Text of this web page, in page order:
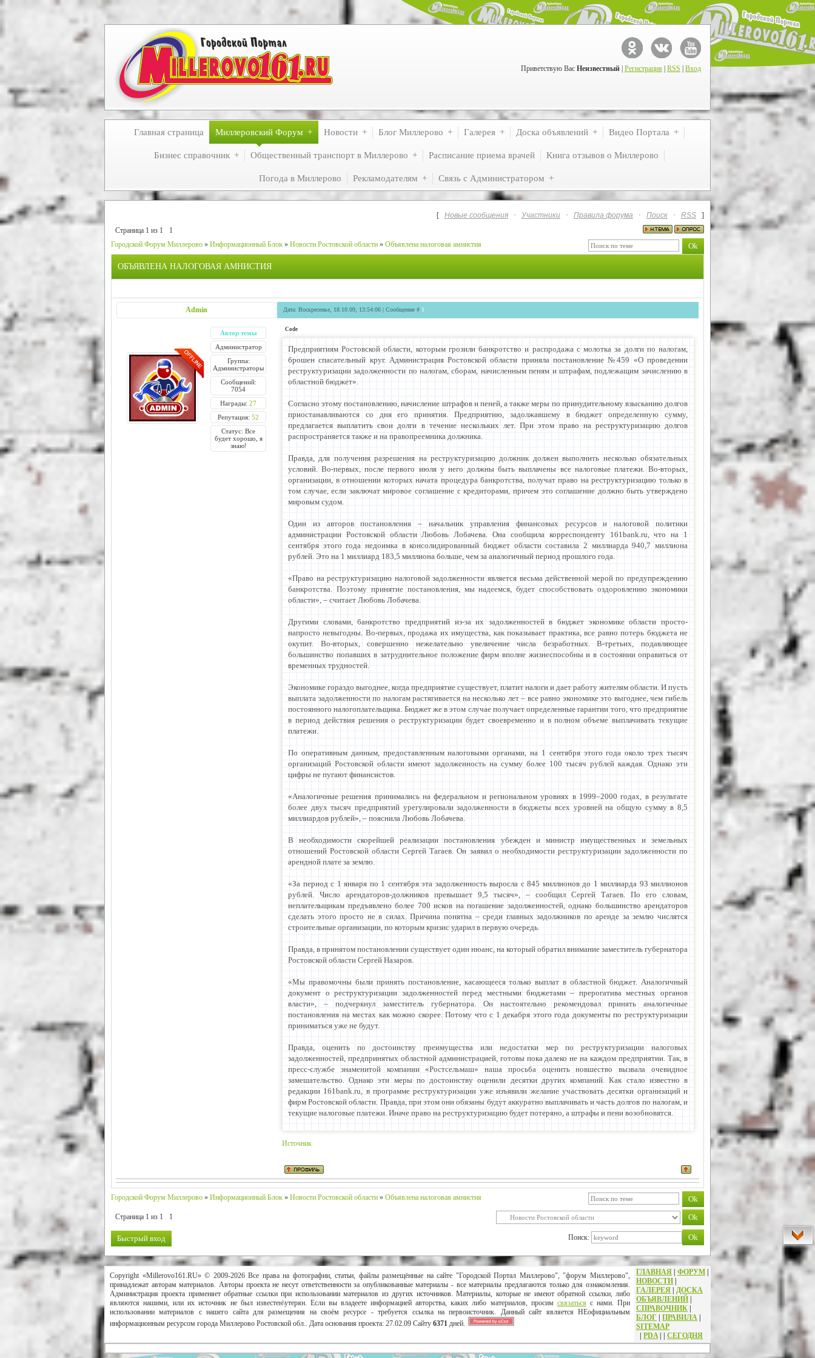
Приветствую Вас Неизвестный Регистрация RSS Вход
Главная страница Миллеровский Форум Новости Блог Миллерово Галерея Доска объявлений Видео Портала
Бизнес справочник Общественный транспорт в Миллерово Расписание приема врачей Книга отзывов о Миллерово
Погода в Миллерово Рекламодателям Связь с Администратором
[ Новые сообщения · Участники · Правила форума · Поиск · RSS
]
Страница 1 из 1
1
Городской Форум Миллерово » Информационный Блок » Новости Ростовской области » Объявлена налоговая амнистия
ОБЪЯВЛЕНА НАЛОГОВАЯ АМНИСТИЯ
Admin Дата: Воскресенье, 18.10.09, 13:54:06 | Сообщение # 1
Автор темы
Администратор
Группа:
Администраторы
Сообщений:
7054
Награды: 27
Репутация: 52
Статус: Все
будет хорошо, я
знаю!
Code
Предприятиям Ростовской области, которым грозили банкротство и распродажа с молотка за долги по налогам,
брошен спасательный круг. Администрация Ростовской области приняла постановление №459 «О проведении
реструктуризации задолженности по налогам, сборам, начисленным пеням и штрафам, подлежащим зачислению в
областной бюджет».
Согласно этому постановлению, начисление штрафов и пеней, а также меры по принудительному взысканию долгов
приостанавливаются со дня его принятия. Предприятию, задолжавшему в бюджет определенную сумму,
предлагается выплатить свои долги в течение нескольких лет. При этом право на реструктуризацию долгов
распространяется также и на правопреемника должника.
Правда, для получения разрешения на реструктуризацию должник должен выполнить несколько обязательных
условий. Во-первых, после первого июля у него должны быть выплачены все налоговые платежи. Во-вторых,
организации, в отношении которых начата процедура банкротства, получат право на реструктуризацию только в
том случае, если заключат мировое соглашение с кредиторами, причем это соглашение должно быть утверждено
мировым судом.
Один из авторов постановления – начальник управления финансовых ресурсов и налоговой политики
администрации Ростовской области Любовь Лобачева. Она сообщила корреспонденту 161bank.ru, что на 1
сентября этого года недоимка в консолидированный бюджет области составила 2 миллиарда 940,7 миллиона
рублей. Это на 1 миллиард 183,5 миллиона больше, чем за аналогичный период прошлого года.
«Право на реструктуризацию налоговой задолженности является весьма действенной мерой по предупреждению
банкротства. Поэтому принятие постановления, мы надеемся, будет способствовать оздоровлению экономики
области», – считает Любовь Лобачева.
Другими словами, банкротство предприятий из-за их задолженностей в бюджет экономике области просто-
напросто невыгодны. Во-первых, продажа их имущества, как показывает практика, все равно потерь бюджета не
окупит. Во-вторых, совершенно нежелательно увеличение числа безработных. В-третьих, подавляющее
большинство попавших в затруднительное положение фирм вполне жизнеспособны и в состоянии оправиться от
временных трудностей.
Экономике гораздо выгоднее, когда предприятие существует, платит налоги и дает работу жителям области. И пусть
выплата задолженности по налогам растягивается на несколько лет – все равно экономике это выгоднее, чем гибель
постоянного налогоплательщика. Бюджет же в этом случае получает определенные гарантии того, что предприятие
в период действия решения о реструктуризации будет своевременно и в полном объеме выплачивать текущие
платежи.
По оперативным данным, предоставленным налоговыми органами, на 1 сентября этого года около трех тысяч
организаций Ростовской области имеют задолженность на сумму более 100 тысяч рублей каждая. Однако эти
цифры не пугают финансистов.
«Аналогичные решения принимались на федеральном и региональном уровнях в 1999–2000 годах, в результате
более двух тысяч предприятий урегулировали задолженности в бюджеты всех уровней на общую сумму в 8,5
миллиардов рублей», – пояснила Любовь Лобачева.
В необходимости скорейшей реализации постановления убежден и министр имущественных и земельных
отношений Ростовской области Сергей Тагаев. Он заявил о необходимости реструктуризации задолженности по
арендной плате за землю.
«За период с 1 января по 1 сентября эта задолженность выросла с 845 миллионов до 1 миллиарда 93 миллионов
рублей. Число арендаторов-должников превышает 9,5 тысяч», – сообщил Сергей Тагаев. По его словам,
неплательщикам предъявлено более 700 исков на погашение задолженностей, однако большинство арендаторов
сделать этого просто не в силах. Причина понятна – среди главных задолжников по аренде за землю числятся
строительные организации, по которым кризис ударил в первую очередь.
Правда, в принятом постановлении существует один нюанс, на который обратил внимание заместитель губернатора
Ростовской области Сергей Назаров.
«Мы правомочны были принять постановление, касающееся только выплат в областной бюджет. Аналогичный
документ о реструктуризации задолженностей перед местными бюджетами – прерогатива местных органов
власти», – подчеркнул заместитель губернатора. Он настоятельно рекомендовал принять аналогичные
постановления на местах как можно скорее. Потому что с 1 декабря этого года документы по реструктуризации
приниматься уже не будут.
Правда, оценить по достоинству преимущества или недостатки мер по реструктуризации налоговых
задолженностей, предпринятых областной администрацией, готовы пока далеко не на каждом предприятии. Так, в
пресс-службе знаменитой компании «Ростсельмаш» наша просьба оценить новшество вызвала очевидное
замешательство. Однако эти меры по достоинству оценили десятки других компаний. Как стало известно в
редакции 161bank.ru, в программе реструктуризации уже изъявили желание участвовать десятки организаций и
фирм Ростовской области. Правда, при этом они обязаны будут аккуратно выплачивать и часть долгов по налогам, и
текущие налоговые платежи. Иначе право на реструктуризацию будет потеряно, а штрафы и пени возобновятся.
Источник
Городской Форум Миллерово » Информационный Блок » Новости Ростовской области » Объявлена налоговая амнистия
Страница 1 из 1 1
Поиск:
Copyright «Millerovo161.RU» © 2009-2026 Все права на фотографии, статьи, файлы размещённые на сайте "Городской Портал Миллерово", "форум Миллерово",
принадлежат авторам материалов. Авторы проекта не несут ответственности за опубликованные материалы - все материалы предлагаются только для ознакомления.
Администрация проекта применяет обратные ссылки при использовании материалов из других источников. Материалы, которые не имеют обратной ссылки, либо
являются нашими, или их источник не был известен\утерян. Если вы владеете информацией авторства, каких либо материалов, просим связатьсяс нами. При
использовании материалов с нашего сайта для размещения на своём ресурсе - требуется ссылка на первоисточник. Данный сайт является НЕофициальным
информационным ресурсом города Миллерово Ростовской обл.. Дата основания проекта: 27.02.09 Сайту 6371 дней.
ГЛАВНАЯ ФОРУМ
НОВОСТИ
ГАЛЕРЕЯ
ДОСКА
ОБЪЯВЛЕНИЙ
СПРАВОЧНИК
БЛОГ
ПРАВИЛА
SITEMAP
PDA| СЕГОДНЯ